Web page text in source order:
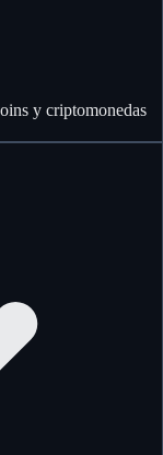
y criptomonedas